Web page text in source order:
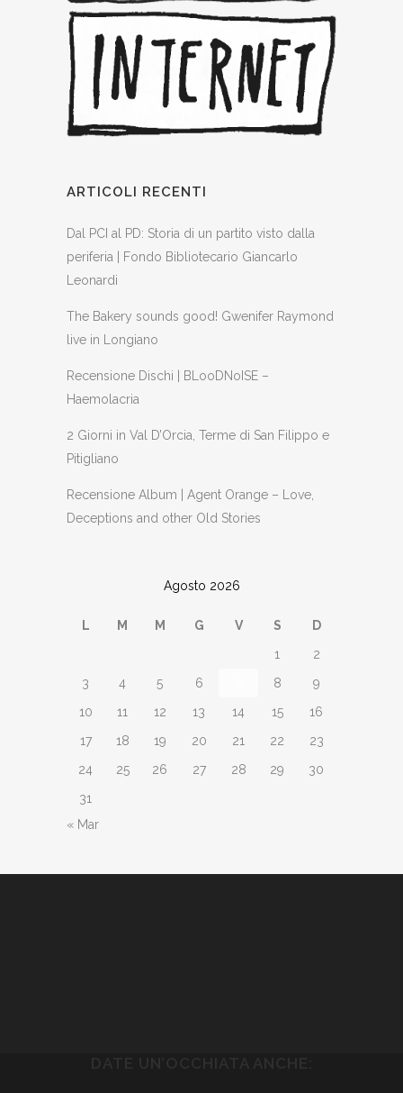
ARTICOLI RECENTI
Dal PCI al PD: Storia di un partito visto dalla
periferia | Fondo Bibliotecario Giancarlo
Leonardi
The Bakery sounds good! Gwenifer Raymond
live in Longiano
Recensione Dischi | BLooDNoISE –
Haemolacria
2 Giorni in Val D’Orcia, Terme di San Filippo e
Pitigliano
Recensione Album | Agent Orange – Love,
Deceptions and other Old Stories
Agosto 2026
L M M G V S
D
1
2
3
4 5 6 8
9
10
11 12 13 14 15
16
17
18 19 20 21 22
23
24
25 26 27 28 29
30
31
« Mar